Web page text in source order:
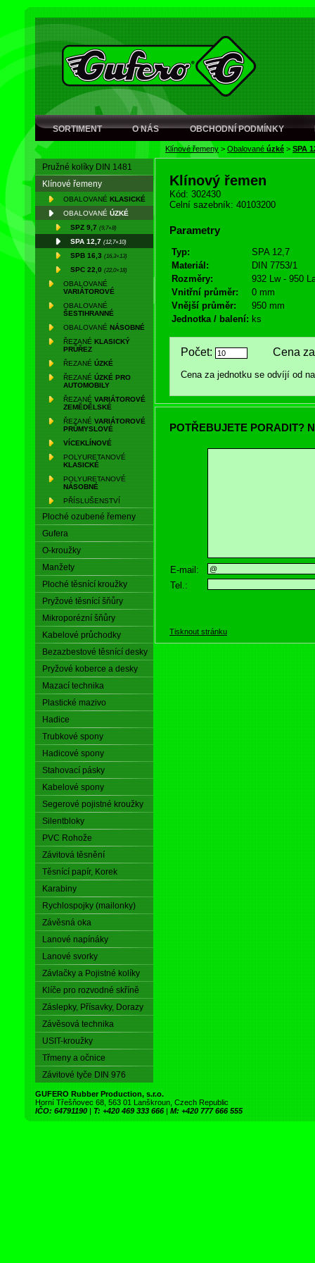
SORTIMENT O NÁS OBCHODNÍ PODMÍNKY
Klínové řemeny > Obalované úzké > SPA
Pružné kolíky DIN 1481
Klínové řemeny
OBALOVANÉ KLASICKÉ
OBALOVANÉ ÚZKÉ
SPZ 9,7 (9,7×8)
SPA 12,7 (12,7×10)
SPB 16,3 (16,3×13)
SPC 22,0 (22,0×18)
OBALOVANÉ
VARIÁTOROVÉ
OBALOVANÉ
ŠESTIHRANNÉ
OBALOVANÉ NÁSOBNÉ
ŘEZANÉ KLASICKÝ
PRŮŘEZ
ŘEZANÉ ÚZKÉ
ŘEZANÉ ÚZKÉ PRO
AUTOMOBILY
ŘEZANÉ VARIÁTOROVÉ
ZEMĚDĚLSKÉ
ŘEZANÉ VARIÁTOROVÉ
PRŮMYSLOVÉ
VÍCEKLÍNOVÉ
POLYURETANOVÉ
KLASICKÉ
POLYURETANOVÉ
NÁSOBNÉ
PŘÍSLUŠENSTVÍ
Ploché ozubené řemeny
Gufera
O-kroužky
Manžety
Ploché těsnící kroužky
Pryžové těsnící šňůry
Mikroporézní šňůry
Kabelové průchodky
Bezazbestové těsnící desky
Pryžové koberce a desky
Mazací technika
Plastické mazivo
Hadice
Trubkové spony
Hadicové spony
Stahovací pásky
Kabelové spony
Segerové pojistné kroužky
Silentbloky
PVC Rohože
Závitová těsnění
Těsnící papír, Korek
Karabiny
Rychlospojky (mailonky)
Závěsná oka
Lanové napínáky
Lanové svorky
Závlačky a Pojistné kolíky
Klíče pro rozvodné skříně
Záslepky, Přísavky, Dorazy
Závěsová technika
USIT-kroužky
Třmeny a očnice
Závitové tyče DIN 976
Klínový řemen
Kód: 302430
Celní sazebník: 40103200
Parametry
Typ:
SPA 12,7
Materiál:
DIN 7753/1
Rozměry:
932 Lw - 950
Vnitřní průměr:
0 mm
Vnější průměr:
950 mm
Jednotka / balení: ks
Počet: Cena za
Cena za jednotku se odvíjí od
POTŘEBUJETE PORADIT?
E-mail:
Tel.:
Tisknout stránku
GUFERO Rubber Production, s.r.o.
Horní Třešňovec 68, 563 01 Lanškroun, Czech Republic
IČO: 64791190 | T: +420 469 333 666 | M: +420 777 666 555